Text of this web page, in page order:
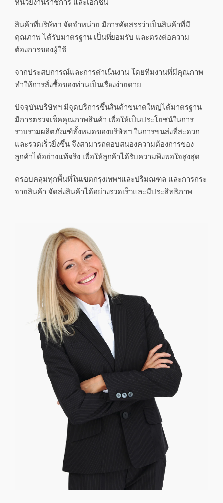
หน่วยงานราชการ และเอกชน
สินค้าที่บริษัทฯ จัดจำหน่าย มีการคัดสรรว่าเป็นสินค้าที่มี
คุณภาพ ได้รับมาตรฐาน เป็นที่ยอมรับ และตรงต่อความ
ต้องการของผู้ใช้
จากประสบการณ์และการดำเนินงาน โดยทีมงานที่มีคุณภาพ
ทำให้การสั่งซื้อของท่านเป็นเรื่องง่ายดาย
ปัจจุบันบริษัทฯ มีจุดบริการขึ้นสินค้าขนาดใหญ่ได้มาตรฐาน
มีการตรวจเช็คคุณภาพสินค้า เพื่อให้เป็นประโยชน์ในการ
รวบรวมผลิตภัณฑ์ทั้งหมดของบริษัทฯ ในการขนส่งที่สะดวก
และรวดเร็วยิ่งขึ้น จึงสามารถตอบสนองความต้องการของ
ลูกค้าได้อย่างแท้จริง เพื่อให้ลูกค้าได้รับความพึงพอใจสูงสุด
ครอบคลุมทุกพื้นที่ในเขตกรุงเทพฯและปริมณฑล และการกระ
จายสินค้า จัดส่งสินค้าได้อย่างรวดเร็วและมีประสิทธิภาพ